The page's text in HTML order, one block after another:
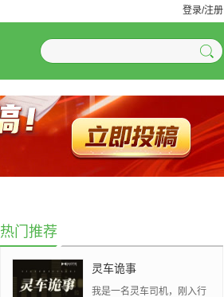
登录/注册
热门推荐
灵车诡事
我是一名灵车司机，刚入行